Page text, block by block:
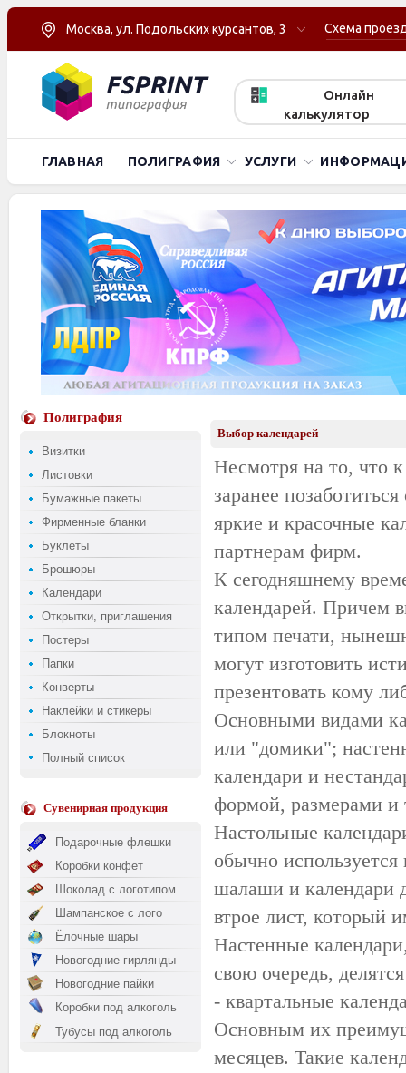
Москва, ул. Подольских курсантов, 3 Схема
Онлайн
калькулятор
ГЛАВНАЯ ПОЛИГРАФИЯ УСЛУГИ
Полиграфия
Визитки
Листовки
Бумажные пакеты
Фирменные бланки
Буклеты
Брошюры
Календари
Открытки, приглашения
Постеры
Папки
Конверты
Наклейки и стикеры
Блокноты
Полный список
Сувенирная продукция
Подарочные флешки
Коробки конфет
Шоколад с логотипом
Шампанское с лого
Ёлочные шары
Новогодние гирлянды
Новогодние пайки
Коробки под алкоголь
Тубусы под алкоголь
Выбор календарей
Несмотря на то, что
заранее
яркие и красочные
партнерам фирм.
К сегодняшнему
календарей. Причем
типом печати,
могут изготовить
презентовать кому
Основными видами
или "домики";
календари и
формой, размерами и
Настольные
обычно
шалаши и календари
втрое лист, который
Настенные
свою очередь,
- квартальные
Основным их
месяцев. Такие